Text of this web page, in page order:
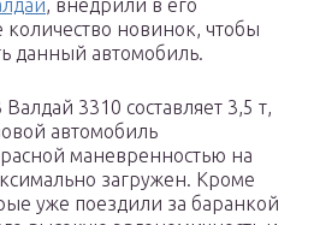
, внедрили в его
новинок, чтобы
данный автомобиль.
3310 составляет 3,5 т,
автомобиль
маневренностью на
загружен. Кроме
уже поездили за баранкой